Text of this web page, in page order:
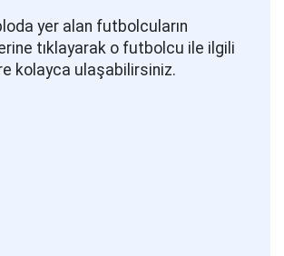
yer alan futbolcuların
tıklayarak o futbolcu ile ilgili
kolayca ulaşabilirsiniz.